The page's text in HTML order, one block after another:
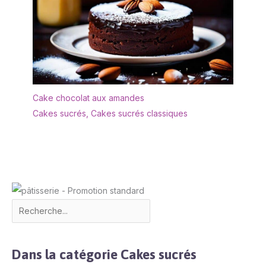
Cake chocolat aux amandes
Cakes sucrés Cakes sucrés classiques
Dans la catégorie Cakes sucrés